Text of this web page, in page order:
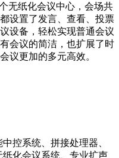
无纸化会议中心，会场共
设置了发言、查看、投票
设备，轻松实现普通会议
会议的简洁，也扩展了时
议更加的多元高效。
控系统、拼接处理器、
化会议系统、专业扩声